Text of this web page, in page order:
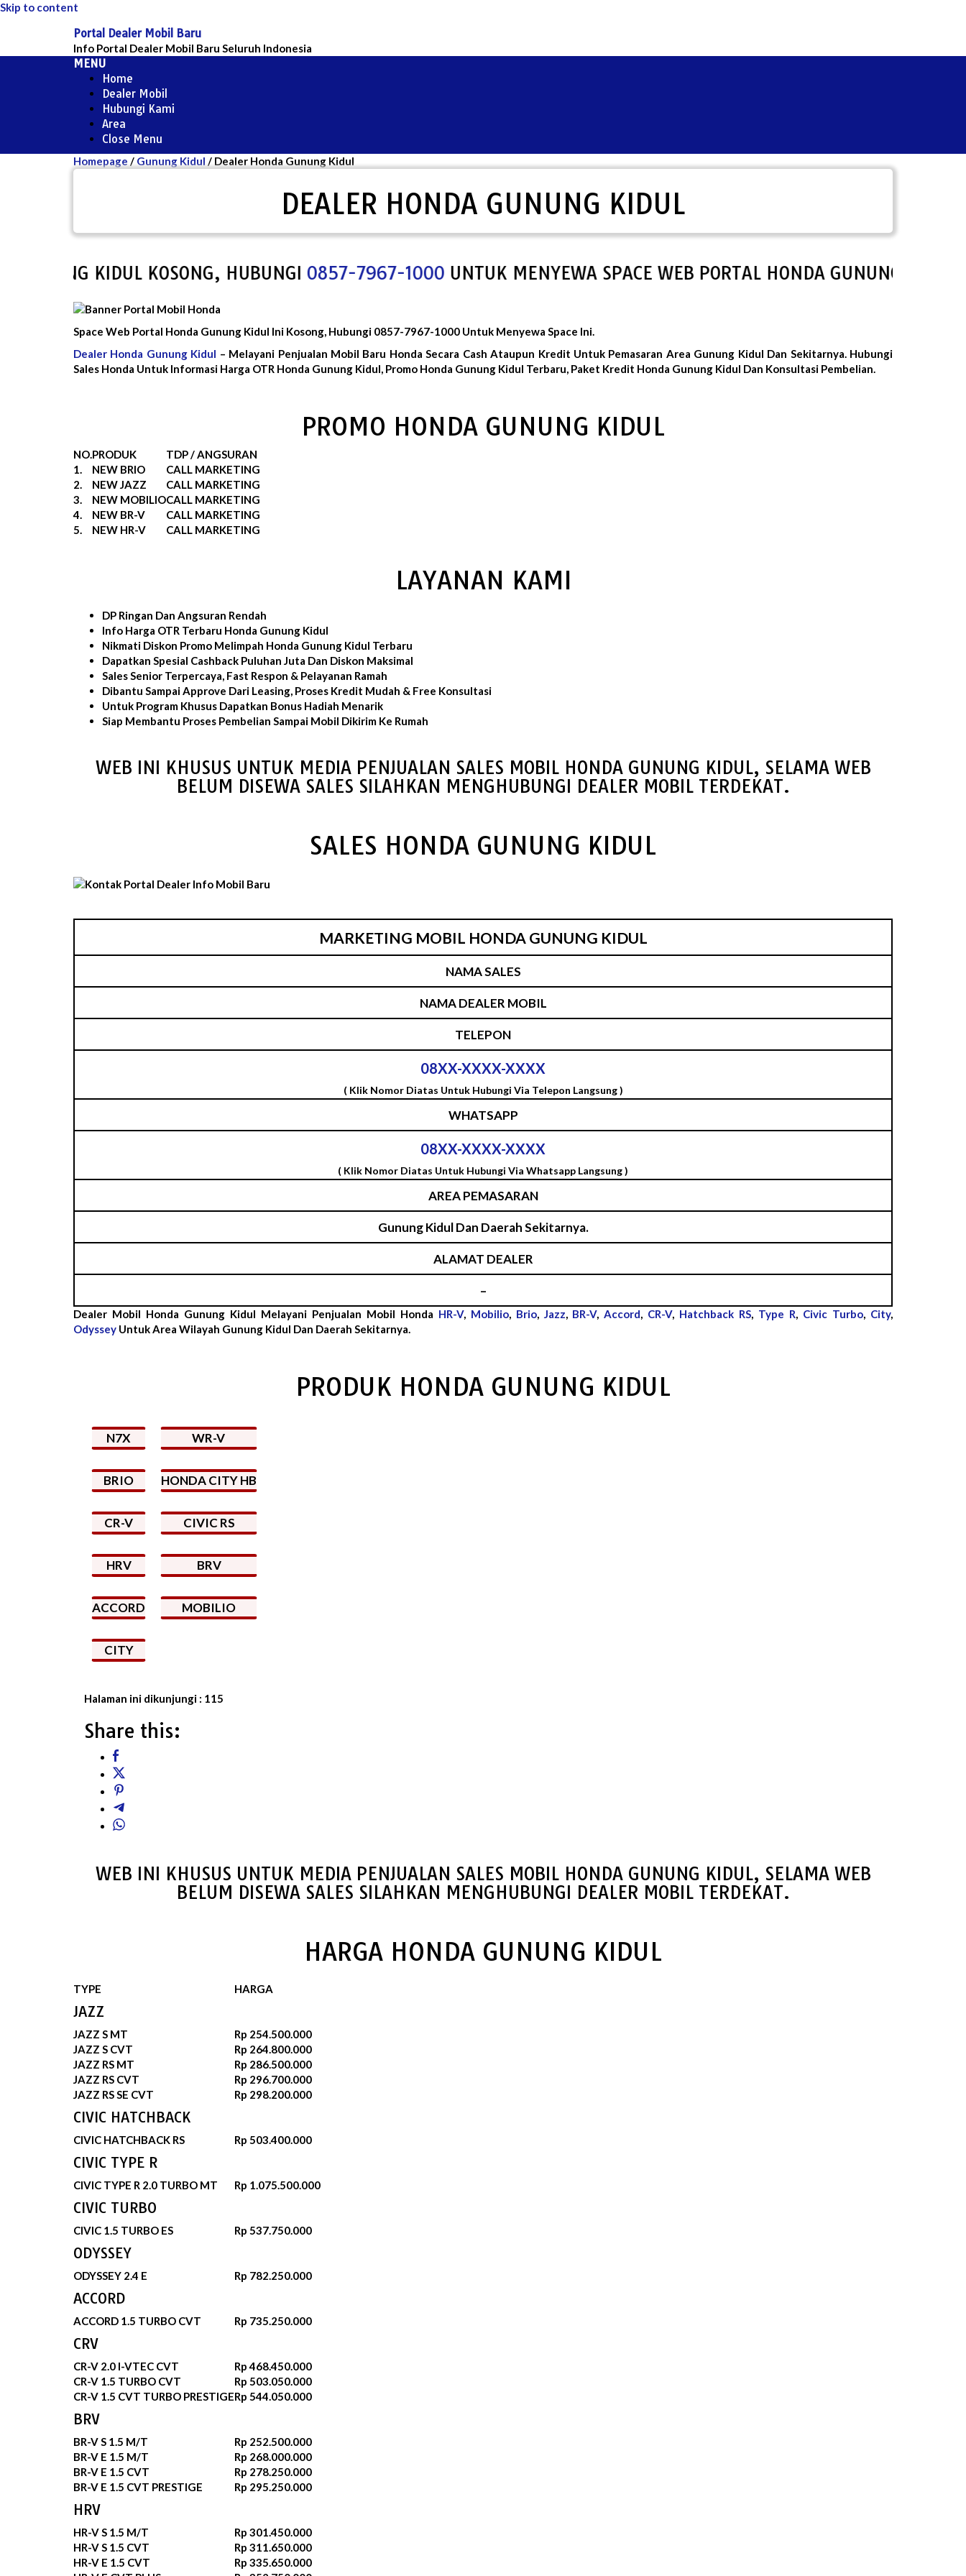
Skip to content
Portal Dealer Mobil Baru
Info Portal Dealer Mobil Baru Seluruh Indonesia
MENU
Home
Dealer Mobil
Hubungi Kami
Area
Close Menu
Homepage / Gunung Kidul / Dealer Honda Gunung Kidul
DEALER HONDA GUNUNG KIDUL
KIDUL KOSONG, HUBUNGI0857-7967-1000UNTUK MENYEWA SPACE WEB PORTAL HONDA GUNUNG KIDUL.
Space Web Portal Honda Gunung Kidul Ini Kosong, Hubungi 0857-7967-1000 Untuk Menyewa Space Ini.
Dealer Honda Gunung Kidul – Melayani Penjualan Mobil Baru Honda Secara Cash Ataupun Kredit Untuk Pemasaran Area Gunung Kidul Dan Sekitarnya. Hubungi
Sales Honda Untuk Informasi Harga OTR Honda Gunung Kidul, Promo Honda Gunung Kidul Terbaru, Paket Kredit Honda Gunung Kidul Dan Konsultasi Pembelian.
PROMO HONDA GUNUNG KIDUL
NO.PRODUK
TDP / ANGSURAN
1.
NEW BRIO
CALL MARKETING
2.
NEW JAZZ
CALL MARKETING
3.
NEW MOBILIOCALL MARKETING
4.
NEW BR-V
CALL MARKETING
5.
NEW HR-V CALL MARKETING
LAYANAN KAMI
DP Ringan Dan Angsuran Rendah
Info Harga OTR Terbaru Honda Gunung Kidul
Nikmati Diskon Promo Melimpah Honda Gunung Kidul Terbaru
Dapatkan Spesial Cashback Puluhan Juta Dan Diskon Maksimal
Sales Senior Terpercaya, Fast Respon & Pelayanan Ramah
Dibantu Sampai Approve Dari Leasing, Proses Kredit Mudah & Free Konsultasi
Untuk Program Khusus Dapatkan Bonus Hadiah Menarik
Siap Membantu Proses Pembelian Sampai Mobil Dikirim Ke Rumah
WEB INI KHUSUS UNTUK MEDIA PENJUALAN SALES MOBIL HONDA GUNUNG KIDUL, SELAMA WEB
BELUM DISEWA SALES SILAHKAN MENGHUBUNGI DEALER MOBIL TERDEKAT.
SALES HONDA GUNUNG KIDUL
MARKETING MOBIL HONDA GUNUNG KIDUL
NAMA SALES
NAMA DEALER MOBIL
TELEPON
08XX-XXXX-XXXX
( Klik Nomor Diatas Untuk Hubungi Via Telepon Langsung )
WHATSAPP
08XX-XXXX-XXXX
( Klik Nomor Diatas Untuk Hubungi Via Whatsapp Langsung )
AREA PEMASARAN
Gunung Kidul Dan Daerah Sekitarnya.
ALAMAT DEALER
–
Dealer Mobil Honda Gunung Kidul Melayani Penjualan Mobil Honda HR-V, Mobilio, Brio, Jazz, BR-V,Accord, CR-V, Hatchback RS, Type R, Civic Turbo, City,
Odyssey Untuk Area Wilayah Gunung Kidul Dan Daerah Sekitarnya.
PRODUK HONDA GUNUNG KIDUL
N7X WR-V
BRIO HONDA CITY HB
CR-V CIVIC RS
HRV BRV
ACCORD MOBILIO
CITY
Halaman ini dikunjungi : 115
Share this:
WEB INI KHUSUS UNTUK MEDIA PENJUALAN SALES MOBIL HONDA GUNUNG KIDUL, SELAMA WEB
BELUM DISEWA SALES SILAHKAN MENGHUBUNGI DEALER MOBIL TERDEKAT.
HARGA HONDA GUNUNG KIDUL
TYPE HARGA
JAZZ
JAZZ S MT
Rp 254.500.000
JAZZ S CVT
Rp 264.800.000
JAZZ RS MT
Rp 286.500.000
JAZZ RS CVT
Rp 296.700.000
JAZZ RS SE CVT
Rp 298.200.000
CIVIC HATCHBACK
CIVIC HATCHBACK RS Rp 503.400.000
CIVIC TYPE R
CIVIC TYPE R 2.0 TURBO MT Rp 1.075.500.000
CIVIC TURBO
CIVIC 1.5 TURBO ES Rp 537.750.000
ODYSSEY
ODYSSEY 2.4 E Rp 782.250.000
ACCORD
ACCORD 1.5 TURBO CVT Rp 735.250.000
CRV
CR-V 2.0 I-VTEC CVT
Rp 468.450.000
CR-V 1.5 TURBO CVT
Rp 503.050.000
CR-V 1.5 CVT TURBO PRESTIGERp 544.050.000
BRV
BR-V S 1.5 M/T
Rp 252.500.000
BR-V E 1.5 M/T
Rp 268.000.000
BR-V E 1.5 CVT
Rp 278.250.000
BR-V E 1.5 CVT PRESTIGE
Rp 295.250.000
HRV
HR-V S 1.5 M/T
Rp 301.450.000
HR-V S 1.5 CVT
Rp 311.650.000
HR-V E 1.5 CVT
Rp 335.650.000